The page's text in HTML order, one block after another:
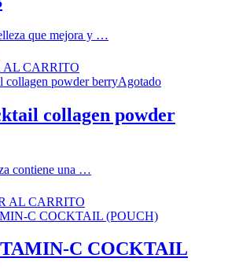
que mejora y …
CARRITO
Agotado
collagen powder
contiene una …
AL CARRITO
C COCKTAIL